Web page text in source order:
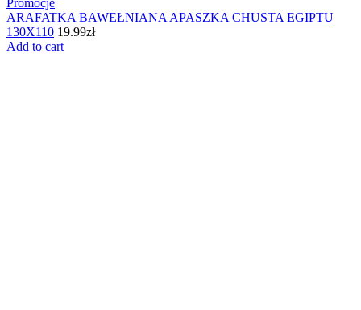
ARAFATKA BAWEŁNIANA APASZKA CHUSTA EGIPTU
130X110 19.99zł
Add to cart